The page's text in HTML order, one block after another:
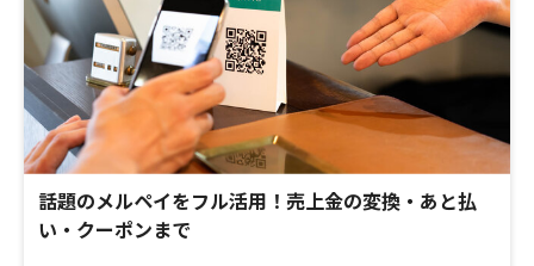
話題のメルペイをフル活用！売上金の変換・あと払
い・クーポンまで